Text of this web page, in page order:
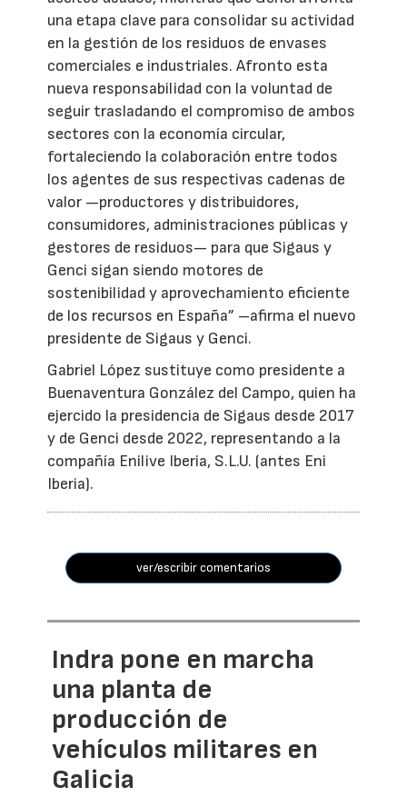
una etapa clave para consolidar su actividad
en la gestión de los residuos de envases
comerciales e industriales. Afronto esta
nueva responsabilidad con la voluntad de
seguir trasladando el compromiso de ambos
sectores con la economía circular,
fortaleciendo la colaboración entre todos
los agentes de sus respectivas cadenas de
valor —productores y distribuidores,
consumidores, administraciones públicas y
gestores de residuos— para que Sigaus y
Genci sigan siendo motores de
sostenibilidad y aprovechamiento eficiente
de los recursos en España” –afirma el nuevo
presidente de Sigaus y Genci.
Gabriel López sustituye como presidente a
Buenaventura González del Campo, quien ha
ejercido la presidencia de Sigaus desde 2017
y de Genci desde 2022, representando a la
compañía Enilive Iberia, S.L.U. (antes Eni
Iberia).
ver/escribir comentarios
Indra pone en marcha
una planta de
producción de
vehículos militares en
Galicia